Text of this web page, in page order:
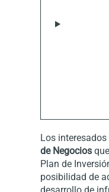
Los
de Negocios
Plan de
posibilidad de